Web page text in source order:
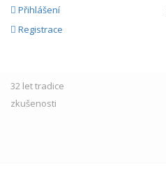
Přihlášení
Registrace
32 lettradice
zkušenosti